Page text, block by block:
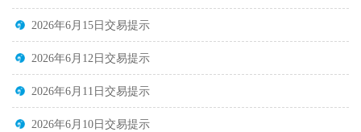
2026年6月15日交易提示
2026年6月12日交易提示
2026年6月11日交易提示
2026年6月10日交易提示